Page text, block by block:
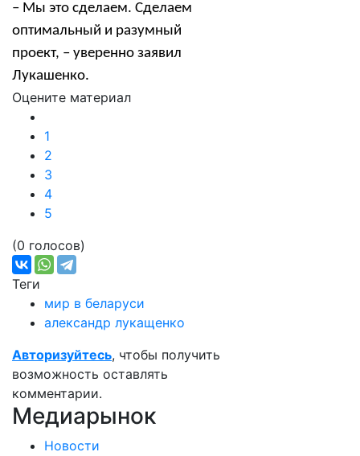
– Мы это сделаем. Сделаем
оптимальный и разумный
проект, – уверенно заявил
Лукашенко.
Оцените материал
1
2
3
4
5
(0 голосов)
Теги
мир в беларуси
александр лукащенко
Авторизуйтесь, чтобы получить
возможность оставлять
комментарии.
Медиарынок
Новости